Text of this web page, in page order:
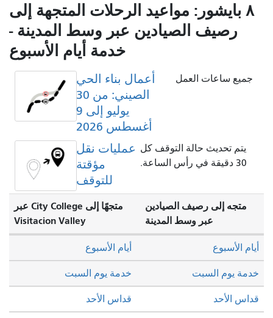
٨ بايشور: مواعيد الرحلات المتجهة إلى
رصيف الصيادين عبر وسط المدينة -
خدمة أيام الأسبوع
أعمال بناء الحي
الصيني: من 30
يوليو إلى 9
أغسطس 2026
جميع ساعات العمل
عمليات نقل
مؤقتة
للتوقف
يتم تحديث حالة التوقف كل
30 دقيقة في رأس الساعة.
متجه إلى رصيف الصيادين
عبر وسط المدينة
متجهًا إلى City College عبر
Visitacion Valley
خدمة يوم السبت خدمة يوم السبت
قداس الأحد قداس الأحد
أيام الأسبوع أيام الأسبوع